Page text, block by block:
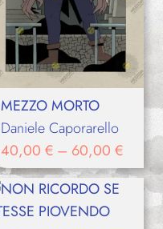
MEZZO MORTO
Daniele Caporarello
40,00 € – 60,00 €